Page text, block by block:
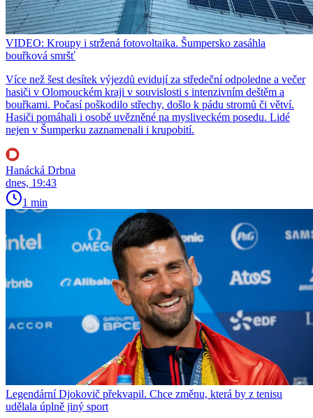
VIDEO: Kroupy i stržená fotovoltaika. Šumpersko zasáhla
bouřková smršť
Více než šest desítek výjezdů evidují za středeční odpoledne a večer
hasiči v Olomouckém kraji v souvislosti s intenzivním deštěm a
bouřkami. Počasí poškodilo střechy, došlo k pádu stromů či větví.
Hasiči pomáhali i osobě uvězněné na mysliveckém posedu. Lidé
nejen v Šumperku zaznamenali i krupobití.
Hanácká Drbna
dnes, 19:43
1 min
Legendární Djokovič překvapil. Chce změnu, která by z tenisu
udělala úplně jiný sport